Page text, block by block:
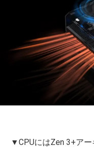
▼CPUにはZen 3+ア